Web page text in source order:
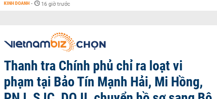
KINH DOANH - 16 giờ trước
Thanh tra Chính phủ chỉ ra loạt vi
phạm tại Bảo Tín Mạnh Hải, Mi Hồng,